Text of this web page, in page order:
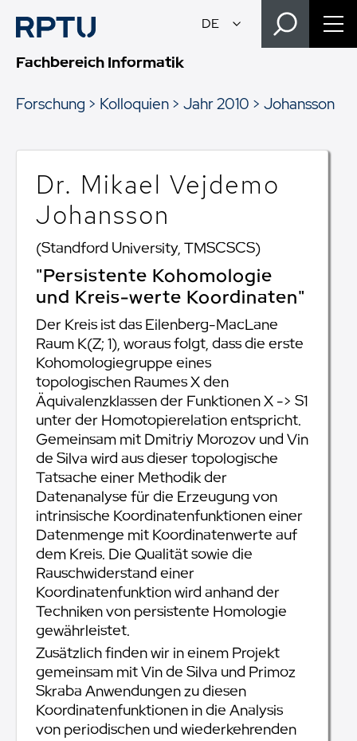
Fachbereich Informatik
Forschung
Kolloquien Jahr 2010 Johansson
Dr. Mikael Vejdemo
Johansson
(Standford University, TMSCSCS)
"Persistente Kohomologie
und Kreis-werte Koordinaten"
Der Kreis ist das Eilenberg-MacLane
Raum K(Z; 1), woraus folgt, dass die erste
Kohomologiegruppe eines
topologischen Raumes X den
Äquivalenzklassen der Funktionen X -> S1
unter der Homotopierelation entspricht.
Gemeinsam mit Dmitriy Morozov und Vin
de Silva wird aus dieser topologische
Tatsache einer Methodik der
Datenanalyse für die Erzeugung von
intrinsische Koordinatenfunktionen einer
Datenmenge mit Koordinatenwerte auf
dem Kreis. Die Qualität sowie die
Rauschwiderstand einer
Koordinatenfunktion wird anhand der
Techniken von persistente Homologie
gewährleistet.
Zusätzlich finden wir in einem Projekt
gemeinsam mit Vin de Silva und Primoz
Skraba Anwendungen zu diesen
Koordinatenfunktionen in die Analysis
von periodischen und wiederkehrenden